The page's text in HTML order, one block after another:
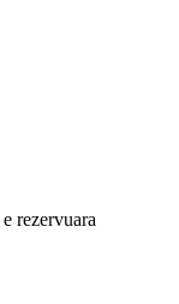
rezervuara